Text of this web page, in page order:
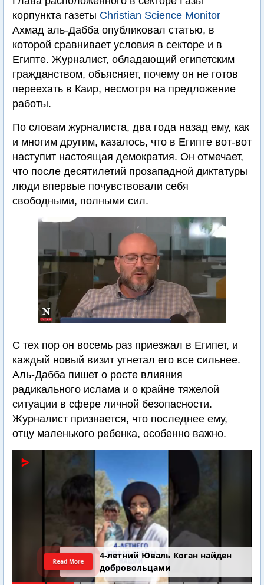
корпункта газеты Christian Science Monitor
Ахмад аль-Дабба опубликовал статью, в
которой сравнивает условия в секторе и в
Египте. Журналист, обладающий египетским
гражданством, объясняет, почему он не готов
переехать в Каир, несмотря на предложение
работы.
По словам журналиста, два года назад ему, как
и многим другим, казалось, что в Египте вот-вот
наступит настоящая демократия. Он отмечает,
что после десятилетий прозападной диктатуры
люди впервые почувствовали себя
свободными, полными сил.
С тех пор он восемь раз приезжал в Египет, и
каждый новый визит угнетал его все сильнее.
Аль-Дабба пишет о росте влияния
радикального ислама и о крайне тяжелой
ситуации в сфере личной безопасности.
Журналист признается, что последнее ему,
отцу маленького ребенка, особенно важно.
4-летний Юваль Коган найден
добровольцами
Read More